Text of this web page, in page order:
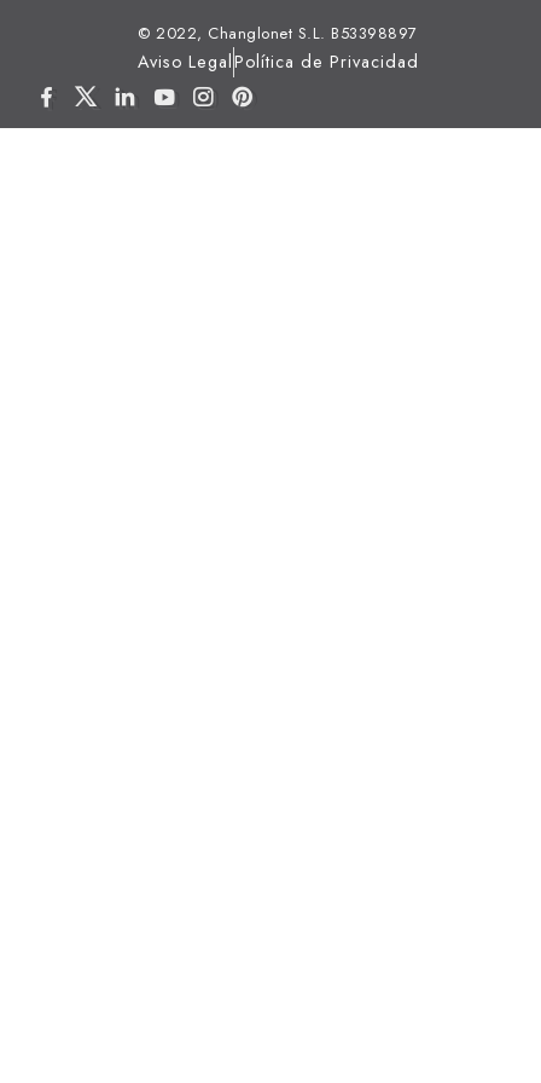
© 2022, Changlonet S.L. B53398897
Aviso LegalPolítica de Privacidad